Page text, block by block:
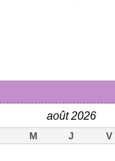
août 2026
M J V